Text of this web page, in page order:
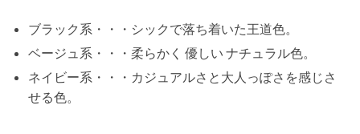
ブラック系・・・シックで落ち着いた王道色。
ベージュ系・・・柔らかく 優しい ナチュラル色。
ネイビー系・・・カジュアルさと大人っぽさを感じさ
せる色。